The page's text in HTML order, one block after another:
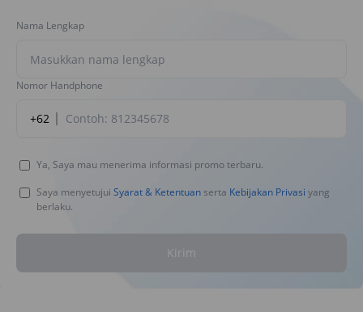
Nama Lengkap
Nomor Handphone
+62
Ya, Saya mau menerima informasi promo terbaru.
Saya menyetujui Syarat & Ketentuan serta Kebijakan Privasi yang
berlaku.
Kirim